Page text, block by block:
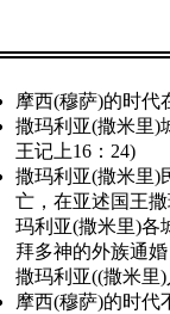
摩西(穆萨)的时代
撒玛利亚(撒米里)
王记上16：24)
撒玛利亚(撒米里)
亡，在亚述国王
玛利亚(撒米里)各
拜多神的外族通
撒玛利亚((撒米里)
摩西(穆萨)的时代